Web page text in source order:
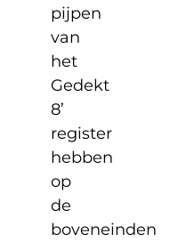
pijpen
van
het
Gedekt
8’
register
hebben
op
de
boveneinden